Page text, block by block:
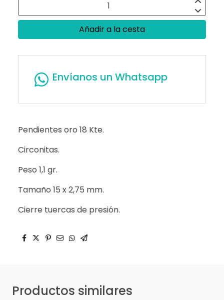
Añadir a la cesta
Envíanos un Whatsapp
Pendientes oro 18 Kte.
Circonitas.
Peso 1,1 gr.
Tamaño 15 x 2,75 mm.
Cierre tuercas de presión.
Productos similares